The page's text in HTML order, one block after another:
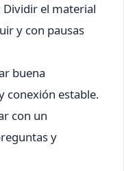
Dividir el material
y con pausas
buena
conexión estable.
con un
y